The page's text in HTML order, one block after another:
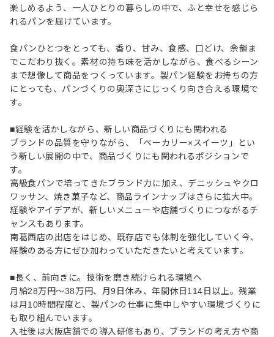
楽しめるよう、一人ひとりの暮らしの中で、ふと幸せを感じら
れるパンを届けています。
食パンひとつをとっても、香り、甘み、食感、口どけ、余韻ま
でこだわり抜く。素材の持ち味を活かしながら、食べるシーン
まで想像して商品をつくっています。製パン経験をお持ちの方
にとっても、パンづくりの奥深さにじっくり向き合える環境で
す。
■経験を活かしながら、新しい商品づくりにも関われる
ブランドの品質を守りながら、「ベーカリー×スイーツ」とい
う新しい展開の中で、商品づくりにも関われるポジションで
す。
高級食パンで培ってきたブランド力に加え、デニッシュやクロ
ワッサン、焼き菓子など、商品ラインナップはさらに拡大中。
経験やアイデアが、新しいメニューや店舗づくりにつながるチ
ャンスもあります。
南葛西店の出店をはじめ、既存店でも体制を強化していく今、
経験のある方にぜひ加わっていただきたいと考えています。
■長く、前向きに。技術を磨き続けられる環境へ
月給28万円～38万円、月9日休み、年間休日114日以上。残業
は月10時間程度と、製パンの仕事に集中しやすい環境づくりに
も取り組んでいます。
入社後は大阪店舗での導入研修もあり、ブランドの考え方や商